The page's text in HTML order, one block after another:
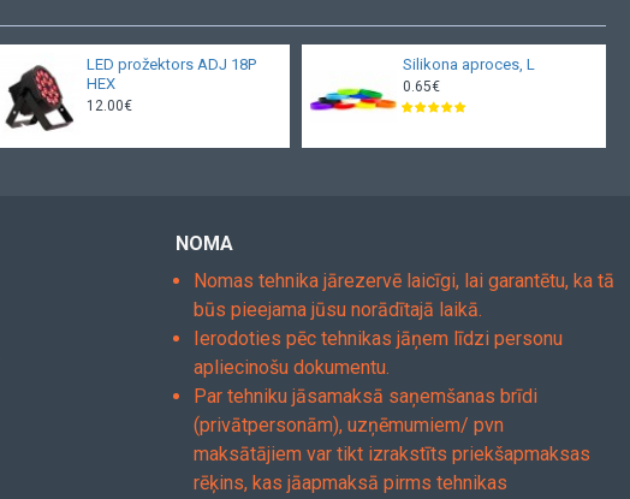
LED prožektors ADJ 18P
HEX
12.00€
Silikona aproces, L
0.65€
NOMA
Nomas tehnika jārezervē laicīgi, lai garantētu, ka tā
būs pieejama jūsu norādītajā laikā.
Ierodoties pēc tehnikas jāņem līdzi personu
apliecinošu dokumentu.
Par tehniku jāsamaksā saņemšanas brīdi
(privātpersonām), uzņēmumiem/ pvn
maksātājiem var tikt izrakstīts priekšapmaksas
rēķins, kas jāapmaksā pirms tehnikas